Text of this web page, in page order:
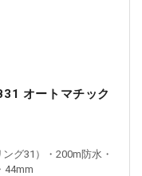
オートマチック
グ31）・200m防水・
44mm